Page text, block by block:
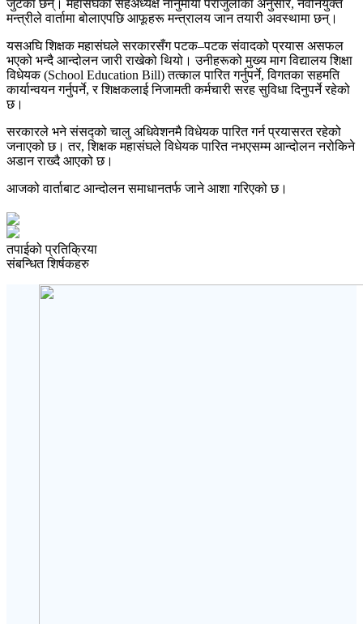
जुटेका छन्। महासंघकी सहअध्यक्ष नानुमाया पराजुलीका अनुसार, नवनियुक्त
मन्त्रीले वार्तामा बोलाएपछि आफूहरू मन्त्रालय जान तयारी अवस्थामा छन्।
यसअघि शिक्षक महासंघले सरकारसँग पटक–पटक संवादको प्रयास असफल
भएको भन्दै आन्दोलन जारी राखेको थियो। उनीहरूको मुख्य माग विद्यालय शिक्षा
विधेयक (School Education Bill) तत्काल पारित गर्नुपर्ने, विगतका सहमति
कार्यान्वयन गर्नुपर्ने, र शिक्षकलाई निजामती कर्मचारी सरह सुविधा दिनुपर्ने रहेको
छ।
सरकारले भने संसद्को चालु अधिवेशनमै विधेयक पारित गर्न प्रयासरत रहेको
जनाएको छ। तर, शिक्षक महासंघले विधेयक पारित नभएसम्म आन्दोलन नरोकिने
अडान राख्दै आएको छ।
आजको वार्ताबाट आन्दोलन समाधानतर्फ जाने आशा गरिएको छ।
तपाईको प्रतिक्रिया
संबन्धित शिर्षकहरु